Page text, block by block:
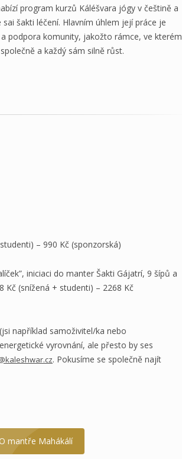
program kurzů Káléšvara jógy v češtině a
šakti léčení. Hlavním úhlem její práce je
podpora komunity, jakožto rámce, ve kterém
a každý sám silně růst.
– 990 Kč (sponzorská)
iniciaci do manter Šakti Gájatrí, 9 šípů a
Kč (snížená + studenti) – 2268 Kč
například samoživitel/ka nebo
vyrovnání, ale přesto by ses
. Pokusíme se společně najít
mantře Mahákálí